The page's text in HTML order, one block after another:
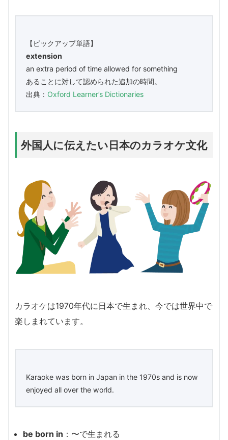
【ピックアップ単語】
extension
an extra period of time allowed for something
あることに対して認められた追加の時間。
出典： Oxford Learner’s Dictionaries
外国人に伝えたい日本のカラオケ文化
カラオケは1970年代に日本で生まれ、今では世界中で
楽しまれています。
Karaoke was born in Japan in the 1970s and is now
enjoyed all over the world.
be born in ：〜で生まれる